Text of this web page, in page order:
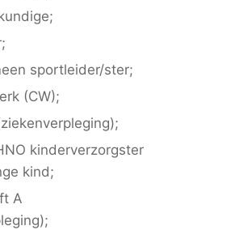
sportleider/ster;
(CW);
kinderverzorgster
kind;
A